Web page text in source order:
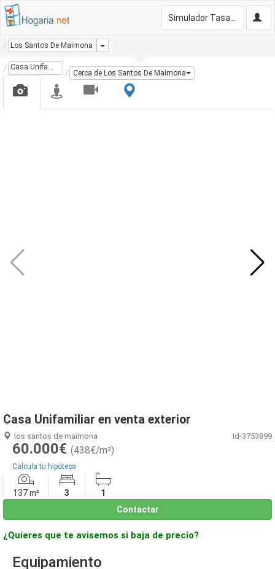
Los Santos De Maimona Dropdown
Casa Unifamiliar
Cerca de Los Santos De Maimona
Casa Unifamiliar en venta exterior
los santos de maimona Id-3753899
60.000€ (438€/m²)
Calcula tu hipoteca
137 m² 3
1
Contactar
¿Quieres que te avisemos si baja de precio?
Equipamiento